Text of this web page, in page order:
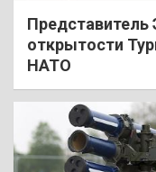
Представитель
открытости
НАТО